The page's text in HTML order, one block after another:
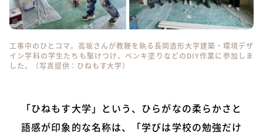
工事中のひとコマ。高坂さんが教鞭を執る長岡造形大学建築・環境デザ
イン学科の学生たちも駆けつけ、ペンキ塗りなどのDIY作業に参加しま
した。（写真提供：ひねもす大学）
「ひねもす大学」という、ひらがなの柔らかさと
語感が印象的な名称は、「学びは学校の勉強だけ